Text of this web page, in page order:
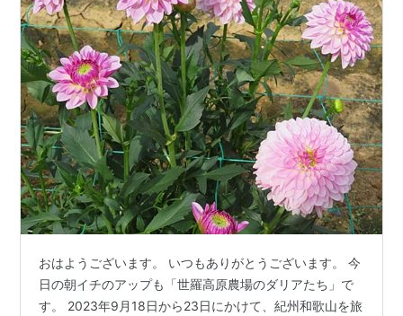
おはようございます。 いつもありがとうございます。 今
日の朝イチのアップも「世羅高原農場のダリアたち」で
す。 2023年9月18日から23日にかけて、紀州和歌山を旅